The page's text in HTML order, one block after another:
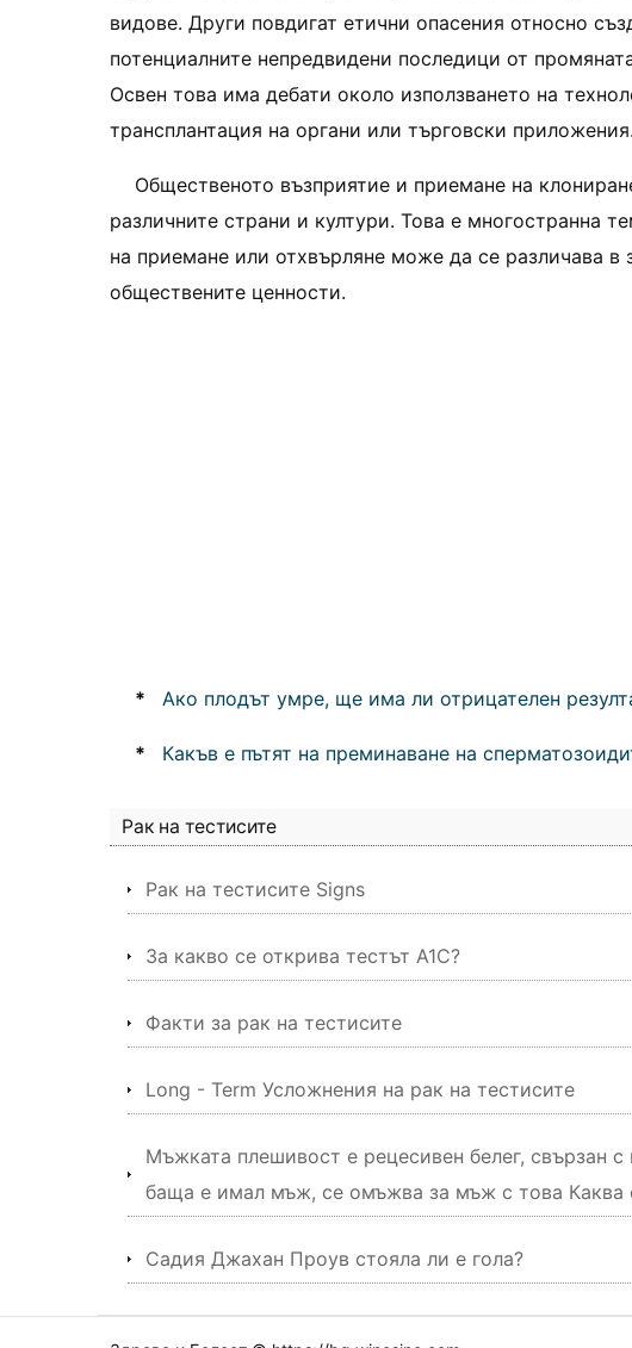
видове. Други повдигат етични опасения относно
потенциалните непредвидени последици от
Освен това има дебати около използването на
трансплантация на органи или търговски приложения.
Общественото възприятие и приемане на
различните страни и култури. Това е многостранна
на приемане или отхвърляне може да се различава в
обществените ценности.
* Ако плодът умре, ще има ли отрицателен
* Какъв е пътят на преминаване на
Рак на тестисите
Рак на тестисите Signs
За какво се открива тестът A1C?
Факти за рак на тестисите
Long - Term Усложнения на рак на тестисите
Мъжката плешивост е рецесивен белег, свързан
баща е имал мъж, се омъжва за мъж с това Каква
Садия Джахан Проув стояла ли е гола?